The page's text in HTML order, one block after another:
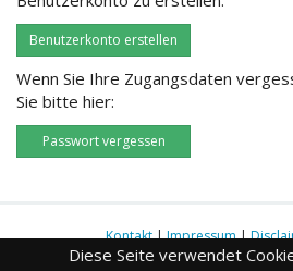
Diese Seite verwendet
Benutzerkonto erstellen
Wenn Sie Ihre Zugangsdaten
Sie bitte hier:
Passwort vergessen
Kontakt|Impressum|